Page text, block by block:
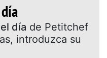
día de Petitchef
introduzca su